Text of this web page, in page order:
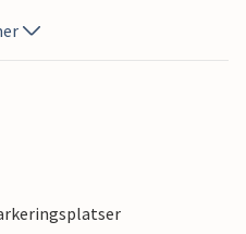
i Osby Lekoseum och i
Ett semesterhus med
i både Skåne och
samt svamp och bär och